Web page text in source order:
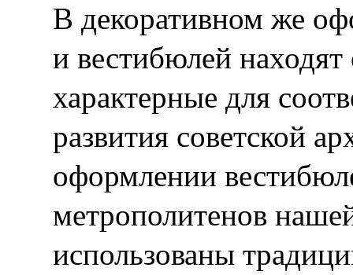
В декоративном же
и вестибюлей
характерные для
развития советской
оформлении
метрополитенов
использованы